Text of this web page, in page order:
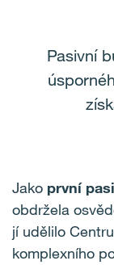
Pasivní
Jako první
obdržela
jí udělilo
komplexního